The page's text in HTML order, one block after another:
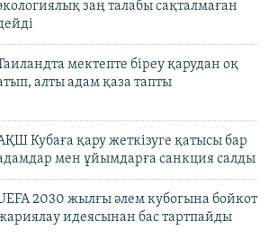
заң талабы сақталмаған
мектепте біреу қарудан оқ
алты адам қаза тапты
Кубаға қару жеткізуге қатысы бар
мен ұйымдарға санкция салды
2030 жылғы әлем кубогына бойкот
идеясынан бас тартпайды